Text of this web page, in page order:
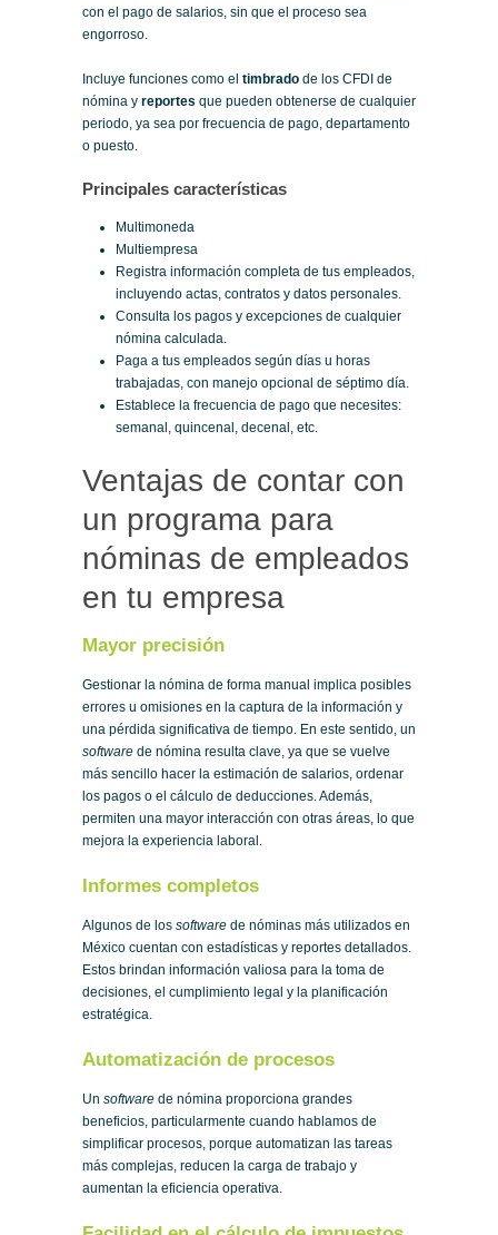
con el pago de salarios, sin que el proceso sea
engorroso.
Incluye funciones como el timbrado de los CFDI de
nómina y reportes que pueden obtenerse de cualquier
periodo, ya sea por frecuencia de pago, departamento
o puesto.
Principales características
Multimoneda
Multiempresa
Registra información completa de tus empleados,
incluyendo actas, contratos y datos personales.
Consulta los pagos y excepciones de cualquier
nómina calculada.
Paga a tus empleados según días u horas
trabajadas, con manejo opcional de séptimo día.
Establece la frecuencia de pago que necesites:
semanal, quincenal, decenal, etc.
Ventajas de contar con
un programa para
nóminas de empleados
en tu empresa
Mayor precisión
Gestionar la nómina de forma manual implica posibles
errores u omisiones en la captura de la información y
una pérdida significativa de tiempo. En este sentido, un
software de nómina resulta clave, ya que se vuelve
más sencillo hacer la estimación de salarios, ordenar
los pagos o el cálculo de deducciones. Además,
permiten una mayor interacción con otras áreas, lo que
mejora la experiencia laboral.
Informes completos
Algunos de los software de nóminas más utilizados en
México cuentan con estadísticas y reportes detallados.
Estos brindan información valiosa para la toma de
decisiones, el cumplimiento legal y la planificación
estratégica.
Automatización de procesos
Un software de nómina proporciona grandes
beneficios, particularmente cuando hablamos de
simplificar procesos, porque automatizan las tareas
más complejas, reducen la carga de trabajo y
aumentan la eficiencia operativa.